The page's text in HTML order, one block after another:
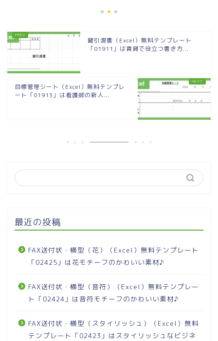
鍵引渡書（Excel）無料テンプレート
「01911」は賃貸で役立つ書き方...
目標管理シート（Excel）無料テンプレ
ート「01913」は看護師の新人...
最近の投稿
FAX送付状・横型（花）（Excel）無料テンプレート
「02425」は花モチーフのかわいい素材♪
FAX送付状・横型（音符）（Excel）無料テンプレー
ト「02424」は音符モチーフのかわいい素材♪
FAX送付状・横型（スタイリッシュ）（Excel）無料
テンプレート「02423」はスタイリッシュなビジネ